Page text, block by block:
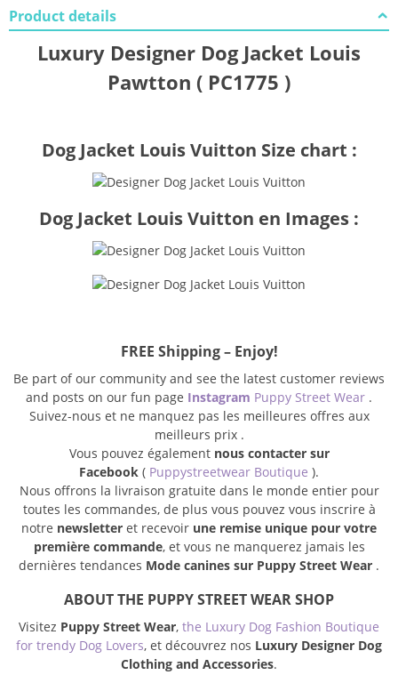
Product details
Luxury Designer Dog Jacket Louis
Pawtton ( PC1775 )
Dog Jacket Louis Vuitton Size chart :
Dog Jacket Louis Vuitton en Images :
FREE Shipping – Enjoy!
Be part of our community and see the latest customer reviews
and posts on our fun page Instagram Puppy Street Wear .
Suivez-nous et ne manquez pas les meilleures offres aux
meilleurs prix .
Vous pouvez également nous contacter sur
Facebook ( Puppystreetwear Boutique ).
Nous offrons la livraison gratuite dans le monde entier pour
toutes les commandes, de plus vous pouvez vous inscrire à
notre newsletter et recevoir une remise unique pour votre
première commande, et vous ne manquerez jamais les
dernières tendances Mode canines sur Puppy Street Wear .
ABOUT THE PUPPY STREET WEAR SHOP
Visitez Puppy Street Wear, the Luxury Dog Fashion Boutique
for trendy Dog Lovers, et découvrez nos Luxury Designer Dog
Clothing and Accessories.